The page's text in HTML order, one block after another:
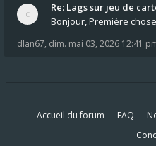
Re: Lags sur jeu de
Bonjour, Première
dlan67, dim. mai 03, 2026 12:41
Accueil du forum FAQ